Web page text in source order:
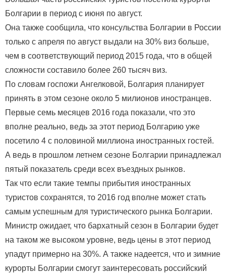
Болгарии в период с июня по август.
Она также сообщила, что консульства Болгарии в России
только с апреля по август выдали на 30% виз больше,
чем в соответствующий период 2015 года, что в общей
сложности составило более 260 тысяч виз.
По словам госпожи Ангелковой, Болгария планирует
принять в этом сезоне около 5 милионов иностранцев.
Первые семь месяцев 2016 года показали, что это
вполне реально, ведь за этот период Болгарию уже
посетило 4 с половиной миллиона иностранных гостей.
А ведь в прошлом летнем сезоне Болгарии принадлежал
пятый показатель среди всех въездных рынков.
Так что если такие темпы прибытия иностранных
туристов сохранятся, то 2016 год вполне может стать
самым успешным для туристического рынка Болгарии.
Министр ожидает, что бархатный сезон в Болгарии будет
на таком же высоком уровне, ведь цены в этот период
упадут примерно на 30%. А также надеется, что и зимние
курорты Болгарии смогут заинтересовать российский